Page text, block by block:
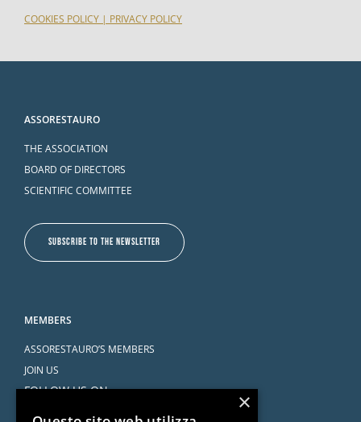
COOKIES POLICY | PRIVACY POLICY
ASSORESTAURO
THE ASSOCIATION
BOARD OF DIRECTORS
SCIENTIFIC COMMITTEE
SUBSCRIBE TO THE NEWSLETTER
MEMBERS
ASSORESTAURO’S MEMBERS
JOIN US
FOLLOW US ON ×